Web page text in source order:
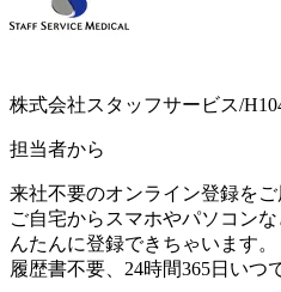
株式会社スタッフサービス/
担当者から
来社不要のオンライン登録をご
ご自宅からスマホやパソコン
んたんに登録できちゃいます。
履歴書不要、24時間365日いつ